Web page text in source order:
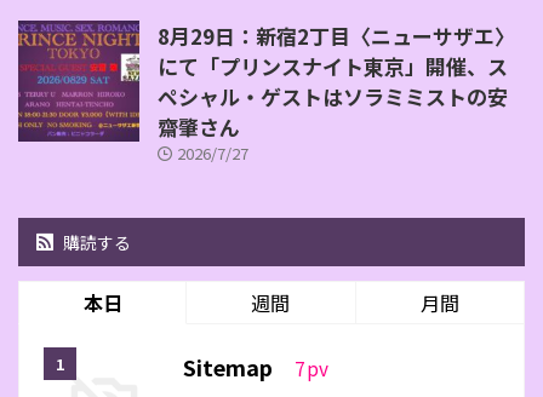
8月29日：新宿2丁目〈ニューサザエ〉
にて「プリンスナイト東京」開催、ス
ペシャル・ゲストはソラミミストの安
齋肇さん
2026/7/27
購読する
本日 週間 月間
Sitemap 7pv